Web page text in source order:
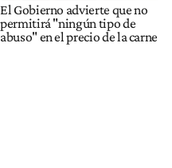
El Gobierno advierte que no
permitirá "ningún tipo de
abuso" en el precio de la carne